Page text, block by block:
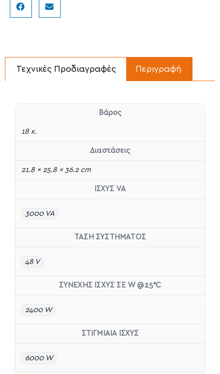
Περιγραφή
Τεχνικές Προδιαγραφές
Βάρος
18 κ.
Διαστάσεις
21.8 × 25.8 × 36.2 cm
ΙΣΧΥΣ VA
3000 VA
ΤΑΣΗ ΣΥΣΤΗΜΑΤΟΣ
48 V
ΣΥΝΕΧΗΣ ΙΣΧΥΣ ΣΕ W @25°C
2400 W
ΣΤΙΓΜΙΑΙΑ ΙΣΧΥΣ
6000 W